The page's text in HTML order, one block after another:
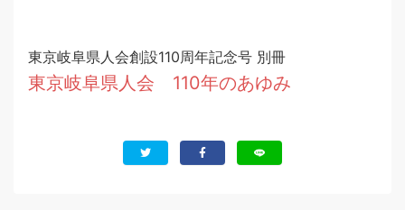
東京岐阜県人会創設110周年記念号 別冊
東京岐阜県人会 110年のあゆみ